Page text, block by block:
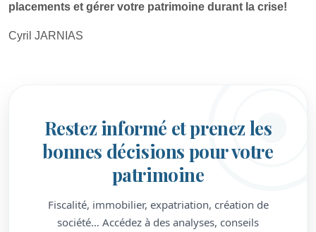
placements et gérer votre patrimoine durant la crise!
Cyril JARNIAS
Restez informé et prenez les
bonnes décisions pour votre
patrimoine
Fiscalité, immobilier, expatriation, création de
société… Accédez à des analyses, conseils